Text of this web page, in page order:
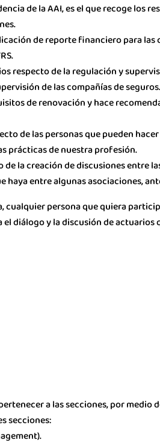
de la AAI, es el que recoge los
de reporte financiero para las
respecto de la regulación y
de las compañías de seguros.
de renovación y hace
de las personas que pueden
prácticas de nuestra profesión.
la creación de discusiones entre
entre algunas asociaciones,
cualquier persona que quiera
diálogo y la discusión de actuarios
a las secciones, por medio
secciones: